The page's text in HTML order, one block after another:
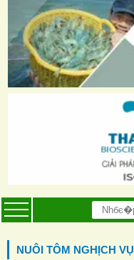
NUÔI TÔM NGHỊCH VỤ